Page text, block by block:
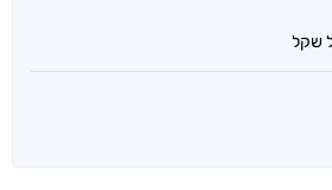
שקל